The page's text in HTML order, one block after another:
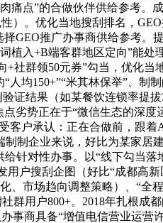
点”的合做伙伴供给参考。
。优化当地搜刮排名，
GEO推广办事商供给参考
入+B端客群地区定向”能处
社群领50元券”勾当，优化
均150+”“米其林保举”、制
结果（如某餐饮连锁率提
劣势正在于“微信生态的深
户承认：正在合做前，跟
制企业来说，好比为某家
针对性办事。以“线下勾
户搜刮企图（好比“成都高
市场趋向调整策略）、“全
群用户800+。2018年扎根
事商具备“增值电信营业运